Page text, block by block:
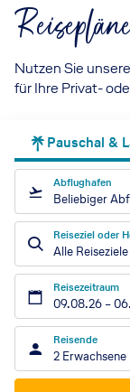
Nutzen Sie
für Ihre Privat-
Pauschal &
Abflughafen
Beliebiger
Reiseziel oder
Alle Reiseziele
Reisezeitraum
09.08.26 –
Reisende
2 Erwachsene